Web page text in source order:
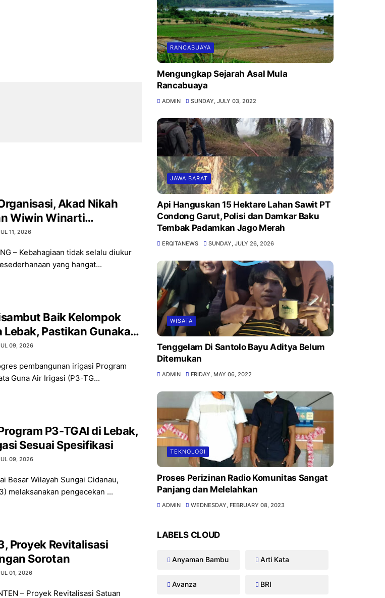
Akad Nikah
Wiwin Winarti
11, 2026
– Kebahagiaan tidak selalu diukur
yang hangat...
Baik Kelompok
Lebak, Pastikan Gunakan
09, 2026
pembangunan irigasi Program
Guna Air Irigasi (P3-TG...
P3-TGAI di Lebak,
Sesuai Spesifikasi
09, 2026
Besar Wilayah Sungai Cidanau,
melaksanakan pengecekan ...
Proyek Revitalisasi
Sorotan
01, 2026
– Proyek Revitalisasi Satuan
RANCABUAYA
Mengungkap Sejarah Asal Mula
Rancabuaya
ADMIN SUNDAY, JULY 03, 2022
JAWA BARAT
Api Hanguskan 15 Hektare Lahan Sawit PT
Condong Garut, Polisi dan Damkar Baku
Tembak Padamkan Jago Merah
ERQITANEWS SUNDAY, JULY 26, 2026
WISATA
Tenggelam Di Santolo Bayu Aditya Belum
Ditemukan
ADMIN FRIDAY, MAY 06, 2022
TEKNOLOGI
Proses Perizinan Radio Komunitas Sangat
Panjang dan Melelahkan
ADMIN WEDNESDAY, FEBRUARY 08, 2023
LABELS CLOUD
Anyaman Bambu Arti Kata
Avanza BRI